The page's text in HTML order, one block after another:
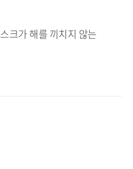
크가 해를 끼치지 않는